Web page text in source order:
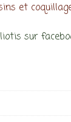
et
sur